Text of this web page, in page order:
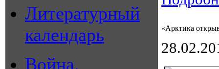
Литературный
календарь
Война.
«Арктика